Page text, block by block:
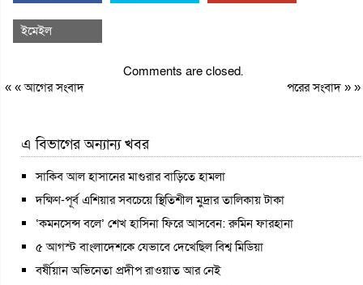
ইমেইল
Comments are closed.
« «আগের সংবাদ পরের সংবাদ» »
এ বিভাগের অন্যান্য খবর
সাকিব আল হাসানের মাগুরার বাড়িতে হামলা
দক্ষিণ-পূর্ব এশিয়ার সবচেয়ে স্থিতিশীল মুদ্রার তালিকায় টাকা
‘কমনসেন্স বলে’ শেখ হাসিনা ফিরে আসবেন: রুমিন ফারহানা
৫ আগস্ট বাংলাদেশকে যেভাবে দেখেছিল বিশ্ব মিডিয়া
বর্ষীয়ান অভিনেতা প্রদীপ রাওয়াত আর নেই